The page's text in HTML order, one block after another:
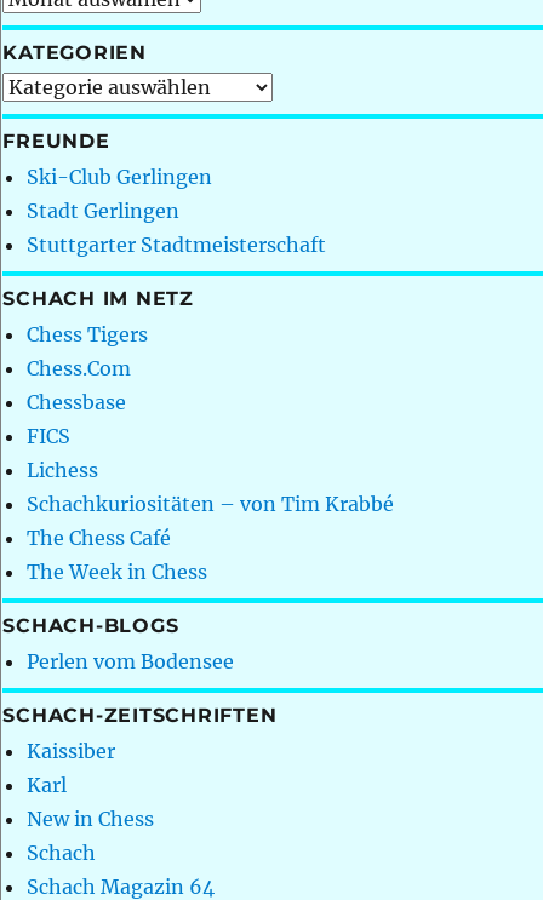
KATEGORIEN
Kategorien
FREUNDE
Ski-Club Gerlingen
Stadt Gerlingen
Stuttgarter Stadtmeisterschaft
SCHACH IM NETZ
Chess Tigers
Chess.Com
Chessbase
FICS
Lichess
Schachkuriositäten – von Tim Krabbé
The Chess Café
The Week in Chess
SCHACH-BLOGS
Perlen vom Bodensee
SCHACH-ZEITSCHRIFTEN
Kaissiber
Karl
New in Chess
Schach
Schach Magazin 64